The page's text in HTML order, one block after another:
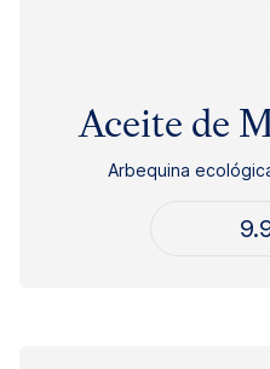
Aceite de
Arbequina